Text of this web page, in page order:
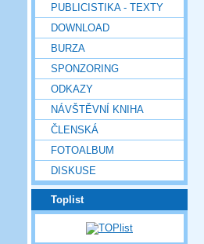
PUBLICISTIKA - TEXTY
DOWNLOAD
BURZA
SPONZORING
ODKAZY
NÁVŠTĚVNÍ KNIHA
ČLENSKÁ
FOTOALBUM
DISKUSE
Toplist